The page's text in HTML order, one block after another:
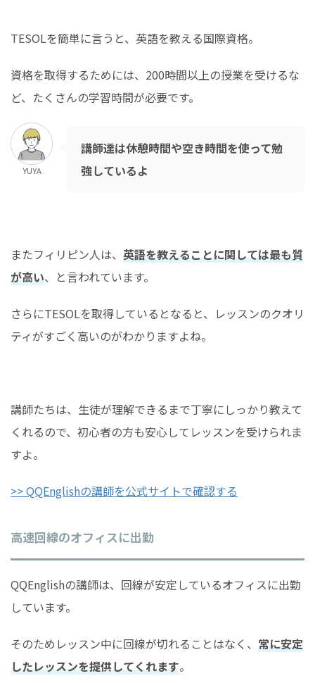
TESOLを簡単に言うと、英語を教える国際資格。
資格を取得するためには、200時間以上の授業を受けるな
ど、たくさんの学習時間が必要です。
YUYA
講師達は休憩時間や空き時間を使って勉
強しているよ
またフィリピン人は、 英語を教えることに関しては最も質
が高い、と言われています。
さらにTESOLを取得しているとなると、レッスンのクオリ
ティがすごく高いのがわかりますよね。
講師たちは、生徒が理解できるまで丁寧にしっかり教えて
くれるので、初心者の方も安心してレッスンを受けられま
すよ。
>> QQEnglishの講師を公式サイトで確認する
高速回線のオフィスに出勤
QQEnglishの講師は、回線が安定しているオフィスに出勤
しています。
そのためレッスン中に回線が切れることはなく、 常に安定
したレッスンを提供してくれます。